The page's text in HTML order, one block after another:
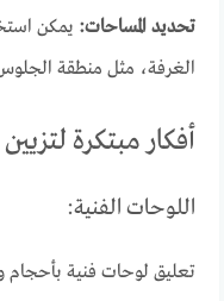
تحديد المساحات: يمكن
الغرفة، مثل منطقة الجلوس
أفكار مبتكرة
اللوحات الفنية:
تعليق لوحات فنية بأحجام